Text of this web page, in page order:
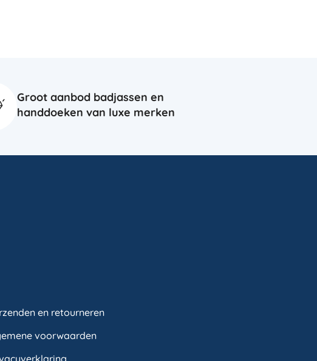
Groot aanbod badjassen en
handdoeken van luxe merken
en retourneren
voorwaarden